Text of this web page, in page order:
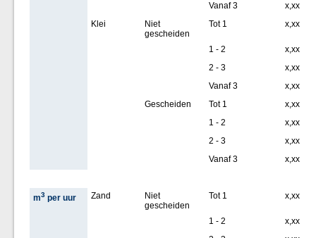
Vanaf 3
x,xx
Klei
Niet
gescheiden
Tot 1 x,xx
1 - 2
x,xx
2 - 3
x,xx
Vanaf 3
x,xx
Gescheiden
Tot 1
x,xx
1 - 2
x,xx
2 - 3
x,xx
Vanaf 3
x,xx
m3per uur Zand
Niet
gescheiden
Tot 1 x,xx
1 - 2
x,xx